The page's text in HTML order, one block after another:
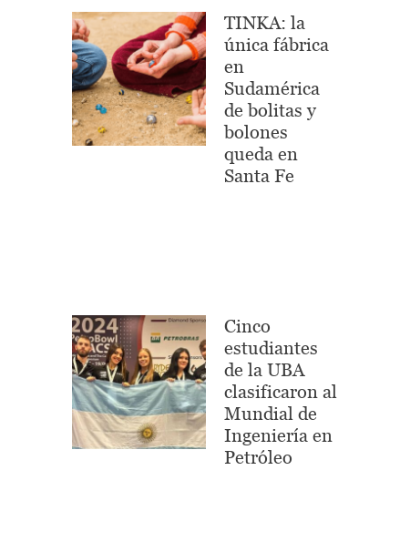
TINKA: la
única fábrica
en
Sudamérica
de bolitas y
bolones
queda en
Santa Fe
Cinco
estudiantes
de la UBA
clasificaron al
Mundial de
Ingeniería en
Petróleo